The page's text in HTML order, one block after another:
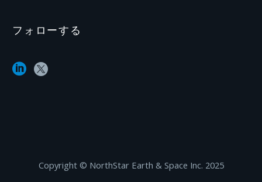
フォローする
Copyright ©‎ NorthStar Earth & Space Inc. 2025